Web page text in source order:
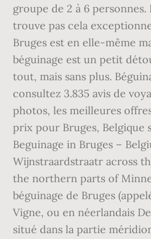
groupe de 2 à 6
trouve pas cela
Bruges est en elle-même
béguinage est un petit
tout, mais sans plus.
consultez 3.835 avis de
photos, les meilleures
prix pour Bruges, Belgique
Beguinage in Bruges –
Wijnstraardstraatr across
the northern parts of
béguinage de Bruges
Vigne, ou en néerlandais
situé dans la partie